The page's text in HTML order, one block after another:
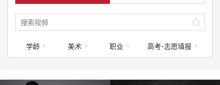
学龄 美术 职业 高考-志愿填报